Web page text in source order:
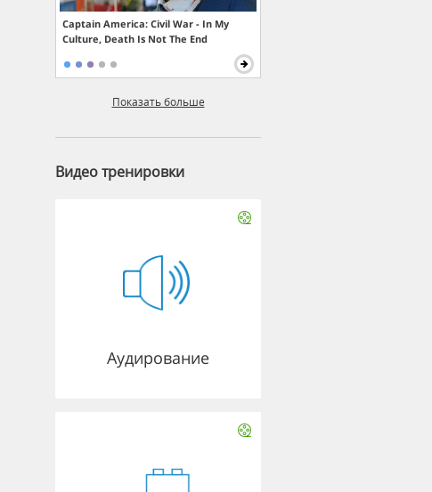
Captain America: Civil War - In My
Culture, Death Is Not The End
Показать больше
Видео тренировки
Аудирование